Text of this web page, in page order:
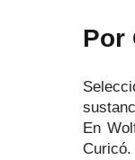
Por
En
Curicó.